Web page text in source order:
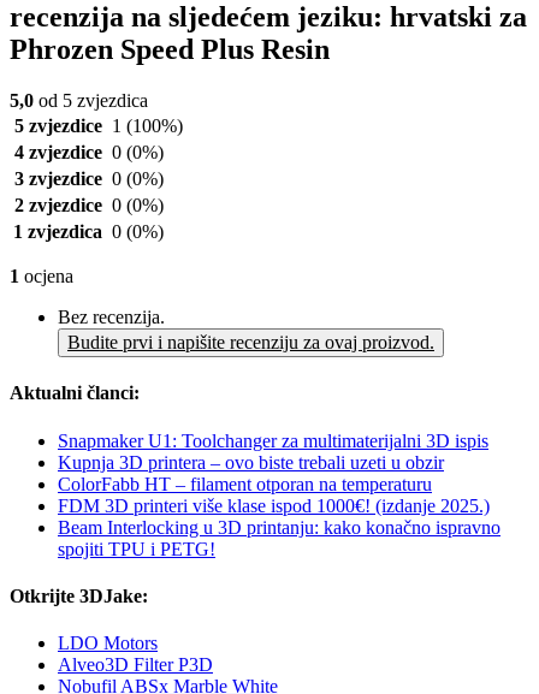
recenzija na sljedećem jeziku: hrvatski za
Phrozen Speed Plus Resin
5,0 od 5 zvjezdica
5 zvjezdice 1 (100%)
4 zvjezdice 0 (0%)
3 zvjezdice 0 (0%)
2 zvjezdice 0 (0%)
1 zvjezdica 0 (0%)
1 ocjena
Bez recenzija.
Budite prvi i napišite recenziju za ovaj proizvod.
Aktualni članci:
Snapmaker U1: Toolchanger za multimaterijalni 3D ispis
Kupnja 3D printera – ovo biste trebali uzeti u obzir
ColorFabb HT – filament otporan na temperaturu
FDM 3D printeri više klase ispod 1000€! (izdanje 2025.)
Beam Interlocking u 3D printanju: kako konačno ispravno
spojiti TPU i PETG!
Otkrijte 3DJake:
LDO Motors
Alveo3D Filter P3D
Nobufil ABSx Marble White